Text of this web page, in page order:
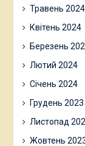
Травень 2024
Квітень 2024
Березень
Лютий 2024
Січень 2024
Грудень 2023
Листопад
Жовтень